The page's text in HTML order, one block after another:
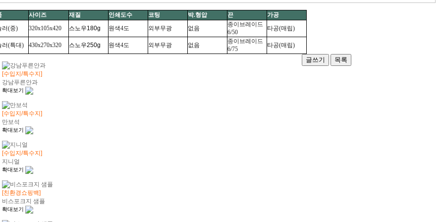
사이즈 재질 인쇄도수 코팅 박.형압 끈
가공
러(중)
320x105x420 스노우180g 원색4도 외부무광 없음
종이브레이드
6/50
타공(매립)
러(특대) 430x270x320 스노우250g 원색4도 외부무광 없음
종이브레이드
6/75
타공(매립)
글쓰기 목록
[수입지/특수지]
강남푸른안과
확대보기
[수입지/특수지]
만보석
확대보기
[수입지/특수지]
지니얼
확대보기
[친환경쇼핑백]
비스포크지 샘플
확대보기